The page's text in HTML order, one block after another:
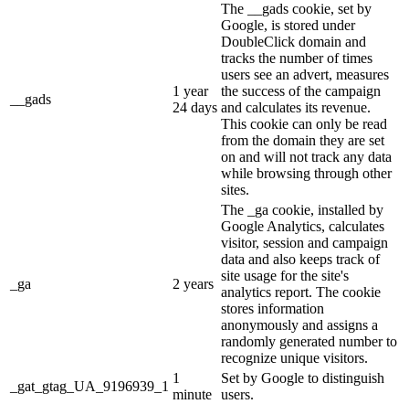
__gads
1 year
24 days
The __gads cookie, set by
Google, is stored under
DoubleClick domain and
tracks the number of times
users see an advert, measures
the success of the campaign
and calculates its revenue.
This cookie can only be read
from the domain they are set
on and will not track any data
while browsing through other
sites.
_ga 2 years
The _ga cookie, installed by
Google Analytics, calculates
visitor, session and campaign
data and also keeps track of
site usage for the site's
analytics report. The cookie
stores information
anonymously and assigns a
randomly generated number to
recognize unique visitors.
_gat_gtag_UA_9196939_1
1
minute
Set by Google to distinguish
users.